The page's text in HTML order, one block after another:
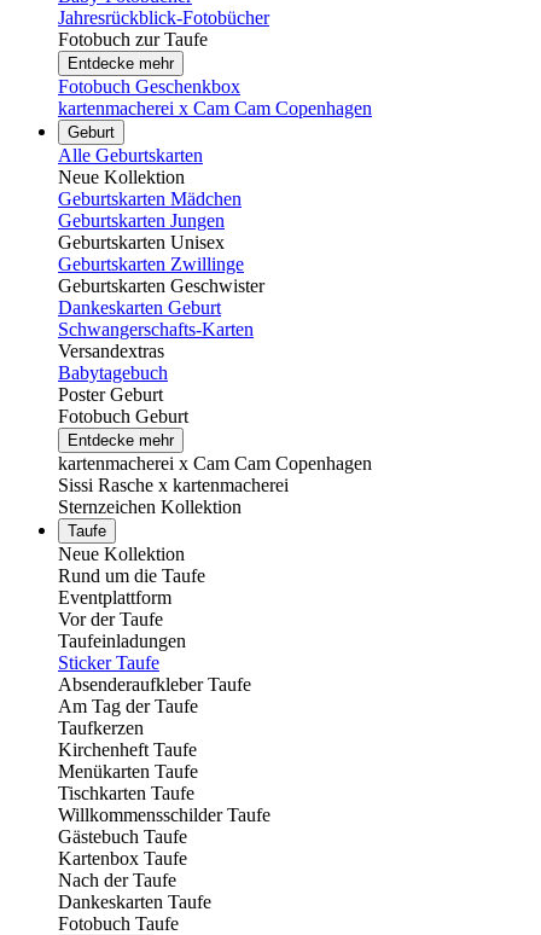
Jahresrückblick-Fotobücher
Fotobuch zur Taufe
Entdecke mehr
Fotobuch Geschenkbox
kartenmacherei x Cam Cam Copenhagen
Geburt
Alle Geburtskarten
Neue Kollektion
Geburtskarten Mädchen
Geburtskarten Jungen
Geburtskarten Unisex
Geburtskarten Zwillinge
Geburtskarten Geschwister
Dankeskarten Geburt
Schwangerschafts-Karten
Versandextras
Babytagebuch
Poster Geburt
Fotobuch Geburt
Entdecke mehr
kartenmacherei x Cam Cam Copenhagen
Sissi Rasche x kartenmacherei
Sternzeichen Kollektion
Taufe
Neue Kollektion
Rund um die Taufe
Eventplattform
Vor der Taufe
Taufeinladungen
Sticker Taufe
Absenderaufkleber Taufe
Am Tag der Taufe
Taufkerzen
Kirchenheft Taufe
Menükarten Taufe
Tischkarten Taufe
Willkommensschilder Taufe
Gästebuch Taufe
Kartenbox Taufe
Nach der Taufe
Dankeskarten Taufe
Fotobuch Taufe